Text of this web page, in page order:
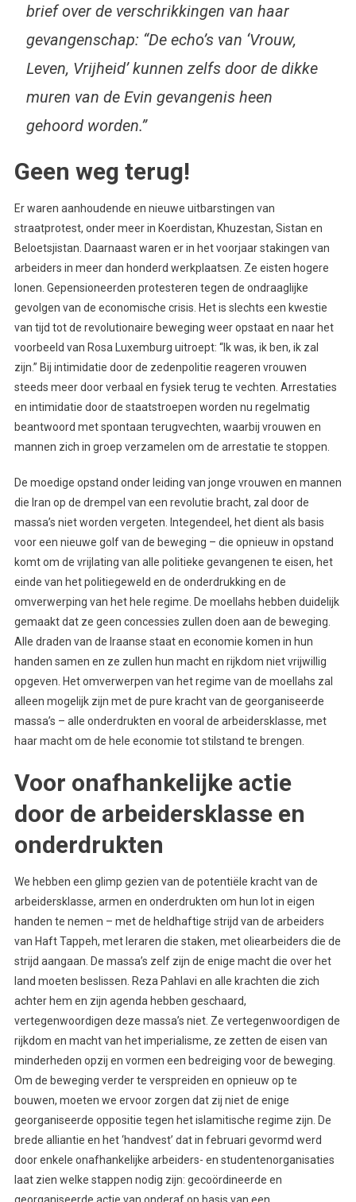
brief over de verschrikkingen van haar
gevangenschap: “De echo’s van ‘Vrouw,
Leven, Vrijheid’ kunnen zelfs door de dikke
muren van de Evin gevangenis heen
gehoord worden.”
Geen weg terug!
Er waren aanhoudende en nieuwe uitbarstingen van
straatprotest, onder meer in Koerdistan, Khuzestan, Sistan en
Beloetsjistan. Daarnaast waren er in het voorjaar stakingen van
arbeiders in meer dan honderd werkplaatsen. Ze eisten hogere
lonen. Gepensioneerden protesteren tegen de ondraaglijke
gevolgen van de economische crisis. Het is slechts een kwestie
van tijd tot de revolutionaire beweging weer opstaat en naar het
voorbeeld van Rosa Luxemburg uitroept: “Ik was, ik ben, ik zal
zijn.” Bij intimidatie door de zedenpolitie reageren vrouwen
steeds meer door verbaal en fysiek terug te vechten. Arrestaties
en intimidatie door de staatstroepen worden nu regelmatig
beantwoord met spontaan terugvechten, waarbij vrouwen en
mannen zich in groep verzamelen om de arrestatie te stoppen.
De moedige opstand onder leiding van jonge vrouwen en mannen
die Iran op de drempel van een revolutie bracht, zal door de
massa’s niet worden vergeten. Integendeel, het dient als basis
voor een nieuwe golf van de beweging – die opnieuw in opstand
komt om de vrijlating van alle politieke gevangenen te eisen, het
einde van het politiegeweld en de onderdrukking en de
omverwerping van het hele regime. De moellahs hebben duidelijk
gemaakt dat ze geen concessies zullen doen aan de beweging.
Alle draden van de Iraanse staat en economie komen in hun
handen samen en ze zullen hun macht en rijkdom niet vrijwillig
opgeven. Het omverwerpen van het regime van de moellahs zal
alleen mogelijk zijn met de pure kracht van de georganiseerde
massa’s – alle onderdrukten en vooral de arbeidersklasse, met
haar macht om de hele economie tot stilstand te brengen.
Voor onafhankelijke actie
door de arbeidersklasse en
onderdrukten
We hebben een glimp gezien van de potentiële kracht van de
arbeidersklasse, armen en onderdrukten om hun lot in eigen
handen te nemen – met de heldhaftige strijd van de arbeiders
van Haft Tappeh, met leraren die staken, met oliearbeiders die de
strijd aangaan. De massa’s zelf zijn de enige macht die over het
land moeten beslissen. Reza Pahlavi en alle krachten die zich
achter hem en zijn agenda hebben geschaard,
vertegenwoordigen deze massa’s niet. Ze vertegenwoordigen de
rijkdom en macht van het imperialisme, ze zetten de eisen van
minderheden opzij en vormen een bedreiging voor de beweging.
Om de beweging verder te verspreiden en opnieuw op te
bouwen, moeten we ervoor zorgen dat zij niet de enige
georganiseerde oppositie tegen het islamitische regime zijn. De
brede alliantie en het ‘handvest’ dat in februari gevormd werd
door enkele onafhankelijke arbeiders- en studentenorganisaties
laat zien welke stappen nodig zijn: gecoördineerde en
georganiseerde actie van onderaf op basis van een